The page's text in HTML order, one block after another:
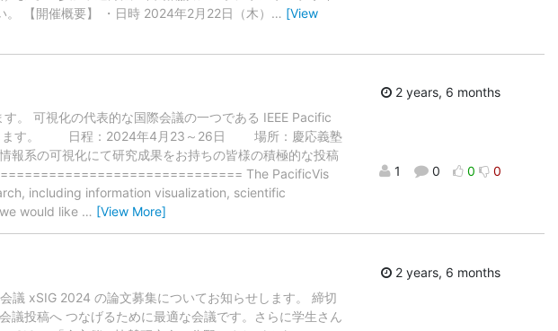
【開催概要】 ・日時 2024年2月22日（木） … [View
。 可視化の代表的な国際会議の一つである IEEE Pacific
します。 日程：2024年4月23～26日 場所：慶応義塾
情報系の可視化にて研究成果をお持ちの皆様の積極的な投稿
The PacificVis
including information visualization, scientific
would like … [View More]
2 years, 6 months
1 0 0 0
議 xSIG 2024 の論文募集についてお知らせします。 締切
議投稿へ つなげるために最適な会議です。さらに学生さん
2 years, 6 months